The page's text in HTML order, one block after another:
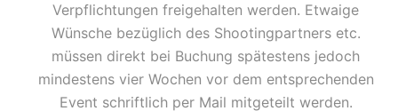
Verpflichtungen freigehalten werden. Etwaige
Wünsche bezüglich des Shootingpartners etc.
müssen direkt bei Buchung spätestens jedoch
mindestens vier Wochen vor dem entsprechenden
Event schriftlich per Mail mitgeteilt werden.